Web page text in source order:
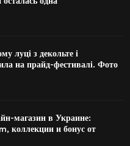
луці з декольте і
на прайд-фестивалі. Фото
магазин в Украине:
коллекции и бонус от